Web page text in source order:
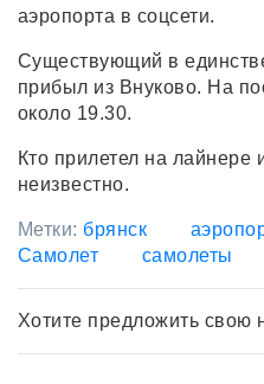
аэропорта в соцсети.
Существующий в
прибыл из Внуково. На
около 19.30.
Кто прилетел на лайнере
неизвестно.
Метки: брянск
Самолет
самолеты
Хотите предложить свою